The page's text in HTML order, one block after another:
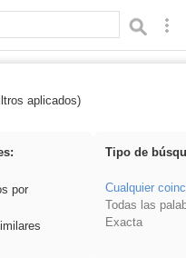
venganza
aplicados)
por
Tipo de
Cualquier
Todas las
Exacta